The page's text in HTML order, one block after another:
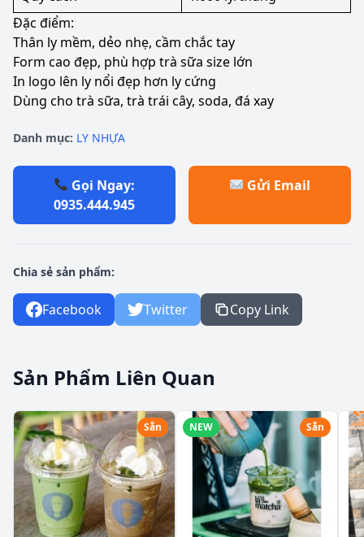
Đặc điểm:
Thân ly mềm, dẻo nhẹ, cầm chắc tay
Form cao đẹp, phù hợp trà sữa size lớn
In logo lên ly nổi đẹp hơn ly cứng
Dùng cho trà sữa, trà trái cây, soda, đá xay
Danh mục: LY NHỰA
Gọi Ngay:
0935.444.945
Gửi Email
Chia sẻ sản phẩm:
Facebook Twitter Copy Link
Sản Phẩm Liên Quan
Sẵn NEW Sẵn